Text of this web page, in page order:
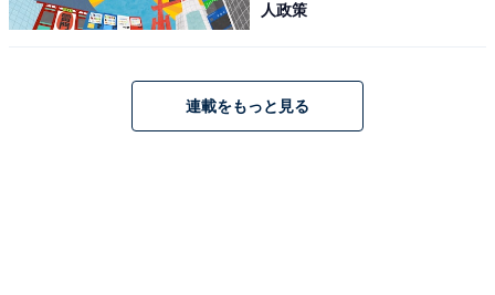
人政策
連載をもっと見る